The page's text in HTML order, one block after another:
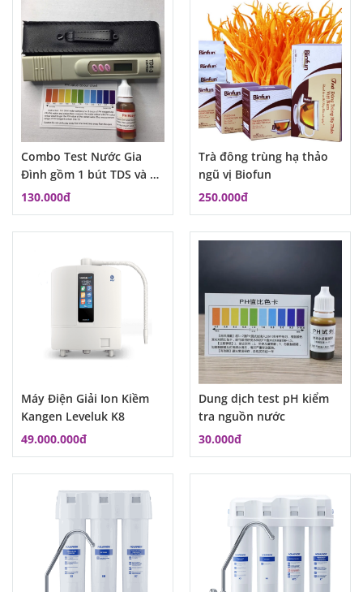
Combo Test Nước Gia
Đình gồm 1 bút TDS và 1
lọ dung dịch đo PH
130.000đ
Trà đông trùng hạ thảo
ngũ vị Biofun
250.000đ
Máy Điện Giải Ion Kiềm
Kangen Leveluk K8
49.000.000đ
Dung dịch test pH kiểm
tra nguồn nước
30.000đ